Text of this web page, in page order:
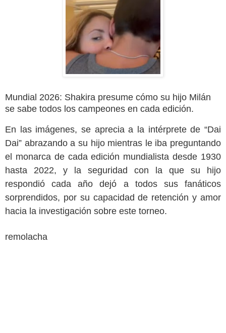
Mundial 2026: Shakira presume cómo su hijo Milán
se sabe todos los campeones en cada edición.
En las imágenes, se aprecia a la intérprete de “Dai
Dai” abrazando a su hijo mientras le iba preguntando
el monarca de cada edición mundialista desde 1930
hasta 2022, y la seguridad con la que su hijo
respondió cada año dejó a todos sus fanáticos
sorprendidos, por su capacidad de retención y amor
hacia la investigación sobre este torneo.
remolacha